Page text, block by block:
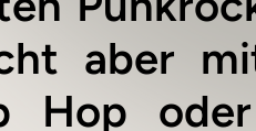
aber
Hop